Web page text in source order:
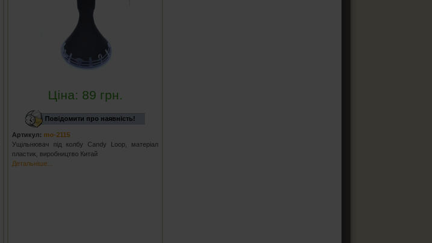
Ціна: 89 грн.
Повідомити про наявність!
Артикул: mo-2115
Ущільнювач під колбу Candy Loop, матеріал
пластик, виробництво Китай
Детальніше...